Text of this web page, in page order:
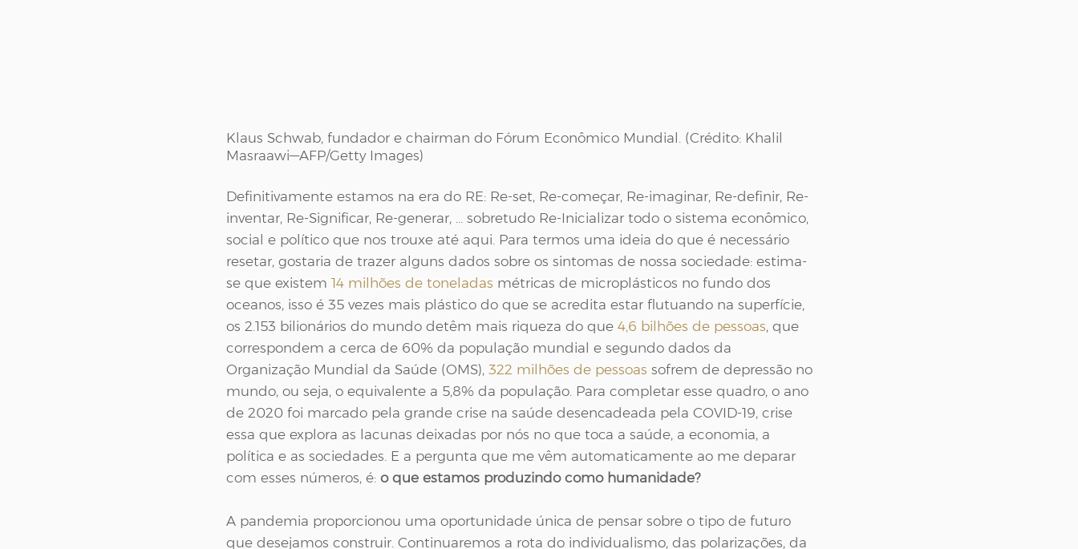
Klaus Schwab, fundador e chairman do Fórum Econômico Mundial. (Crédito: Khalil
Masraawi—AFP/Getty Images)
Definitivamente estamos na era do RE: Re-set, Re-começar, Re-imaginar, Re-definir, Re-
inventar, Re-Significar, Re-generar, … sobretudo Re-Inicializar todo o sistema econômico,
social e político que nos trouxe até aqui. Para termos uma ideia do que é necessário
resetar, gostaria de trazer alguns dados sobre os sintomas de nossa sociedade: estima-
se que existem 14 milhões de toneladas métricas de microplásticos no fundo dos
oceanos, isso é 35 vezes mais plástico do que se acredita estar flutuando na superfície,
os 2.153 bilionários do mundo detêm mais riqueza do que 4,6 bilhões de pessoas, que
correspondem a cerca de 60% da população mundial e segundo dados da
Organização Mundial da Saúde (OMS), 322 milhões de pessoas sofrem de depressão no
mundo, ou seja, o equivalente a 5,8% da população. Para completar esse quadro, o ano
de 2020 foi marcado pela grande crise na saúde desencadeada pela COVID-19, crise
essa que explora as lacunas deixadas por nós no que toca a saúde, a economia, a
política e as sociedades. E a pergunta que me vêm automaticamente ao me deparar
com esses números, é: o que estamos produzindo como humanidade?
A pandemia proporcionou uma oportunidade única de pensar sobre o tipo de futuro
que desejamos construir. Continuaremos a rota do individualismo, das polarizações, da